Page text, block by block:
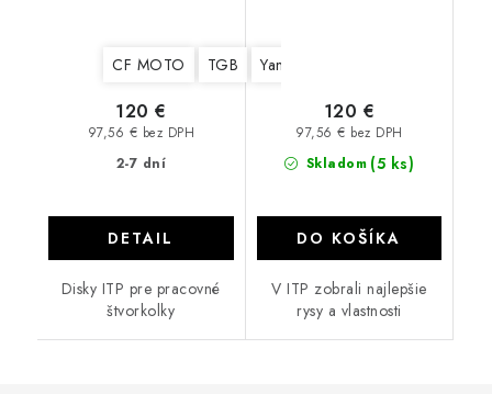
CF MOTO TGB Yamaha
2-7 dní
97,56 € bez DPH
120 €
DETAIL
Disky ITP pre pracovné
štvorkolky
Skladom (5 ks)
97,56 € bez DPH
120 €
DO KOŠÍKA
V ITP zobrali najlepšie
rysy a vlastnosti